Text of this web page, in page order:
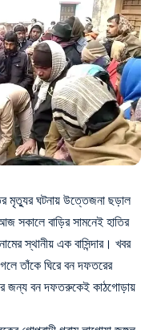
মৃত্যুর ঘটনায় উত্তেজনা ছড়াল
সকালে বাড়ির সামনেই হাতির
স্থানীয় এক বাসিন্দার। খবর
তাঁকে ঘিরে বন দফতরের
জন্য বন দফতরুকেই কাঠগোড়ায়